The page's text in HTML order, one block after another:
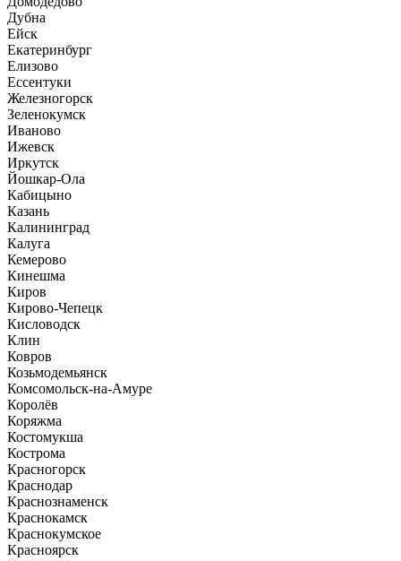
Дубна
Ейск
Екатеринбург
Елизово
Ессентуки
Железногорск
Зеленокумск
Иваново
Ижевск
Иркутск
Йошкар-Ола
Кабицыно
Казань
Калининград
Калуга
Кемерово
Кинешма
Киров
Кирово-Чепецк
Кисловодск
Клин
Ковров
Козьмодемьянск
Комсомольск-на-Амуре
Королёв
Коряжма
Костомукша
Кострома
Красногорск
Краснодар
Краснознаменск
Краснокамск
Краснокумское
Красноярск